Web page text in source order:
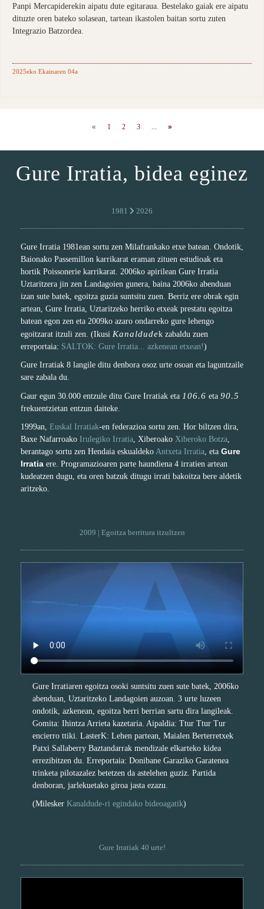
Panpi Mercapiderekin aipatu dute egitaraua. Bestelako gaiak ere aipatu
dituzte oren bateko solasean, tartean ikastolen baitan sortu zuten
Integrazio Batzordea.
2025eko Ekainaren 04a
« 1 2 3 ... »
Gure Irratia, bidea eginez
1981 2026
Gure Irratia 1981ean sortu zen Milafrankako etxe batean. Ondotik,
Baionako Passemillon karrikarat eraman zituen estudioak eta
hortik Poissonerie karrikarat. 2006ko apirilean Gure Irratia
Uztaritzera jin zen Landagoien gunera, baina 2006ko abenduan
izan sute batek, egoitza guzia suntsitu zuen. Berriz ere obrak egin
artean, Gure Irratia, Uztaritzeko herriko etxeak prestatu egoitza
batean egon zen eta 2009ko azaro ondarreko gure lehengo
egoitzarat itzuli zen. (Ikusi Kanaldudek zabaldu zuen
erreportaia: SALTOK: Gure Irratia... azkenean etxean!)
Gure Irratiak 8 langile ditu denbora osoz urte osoan eta laguntzaile
sare zabala du.
Gaur egun 30.000 entzule ditu Gure Irratiak eta 106.6 eta 90.5
frekuentzietan entzun daiteke.
1999an, Euskal Irratiak-en federazioa sortu zen. Hor biltzen dira,
Baxe Nafarroako Irulegiko Irratia , Xiberoako Xiberoko Botza
berantago sortu zen Hendaia eskualdeko Antxeta Irratia , eta Gure
Irratia ere. Programazioaren parte haundiena 4 irratien artean
kudeatzen dugu, eta oren batzuk ditugu irrati bakoitza bere aldetik
aritzeko.
2009 | Egoitza berritura itzultzen
Gure Irratiaren egoitza osoki suntsitu zuen sute batek, 2006ko
abenduan, Uztaritzeko Landagoien auzoan. 3 urte luzeen
ondotik, azkenean, egoitza berri berrian sartu dira langileak.
Gomita: Ihintza Arrieta kazetaria. Aipaldia: Ttur Ttur Tur
encierro ttiki. LasterK: Lehen partean, Maialen Berterretxek
Patxi Sallaberry Baztandarrak mendizale elkarteko kidea
errezibitzen du. Erreportaia: Donibane Garaziko Garatenea
trinketa pilotazalez betetzen da astelehen guziz. Partida
denboran, jarlekuetako giroa jasta ezazu.
(Milesker Kanaldude-ri egindako bideoagatik)
Gure Irratiak 40 urte!